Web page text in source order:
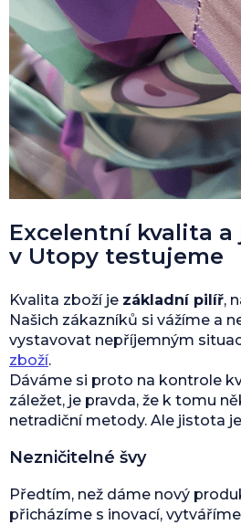
Excelentní kvalita a
v Utopy testujeme
Kvalita zboží je základní pilíř,
Našich zákazníků si vážíme a
vystavovat nepříjemným
zboží.
Dáváme si proto na kontrole
záležet, je pravda, že k tomu
netradiční metody. Ale jistota
Nezničitelné švy
Předtím, než dáme nový
přicházíme s inovací,